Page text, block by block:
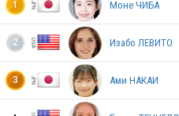
1 Моне ЧИБА
2 Изабо ЛЕВИТО
3 Ами НАКАИ